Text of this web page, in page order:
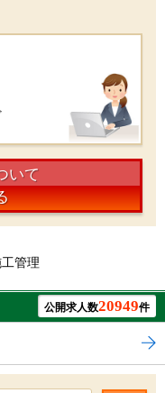
いて
管理
公開求人数20949件